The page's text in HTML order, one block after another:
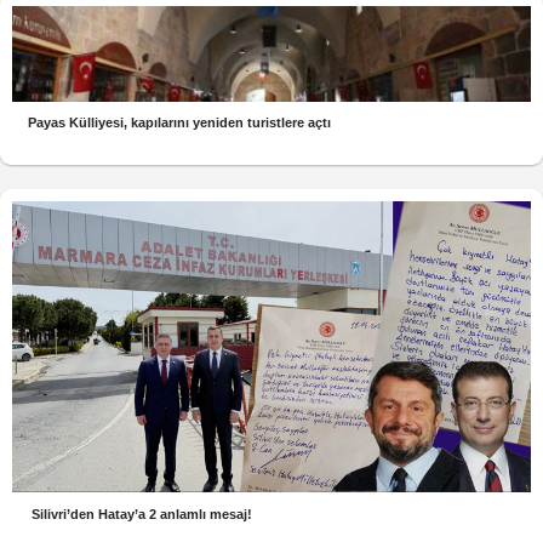
Payas Külliyesi, kapılarını yeniden turistlere açtı
Silivri’den Hatay’a 2 anlamlı mesaj!